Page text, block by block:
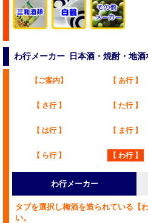
ハイボール・水割り
梅酒
わ行メーカー 日本酒・焼酎・地
【ご案内】 【 あ行 】
【 さ行 】 【 た行 】
【 は行 】 【 ま行 】
【 ら行 】 【 わ行 】
わ行メーカー
タブを選択し梅酒を造られている【
い。